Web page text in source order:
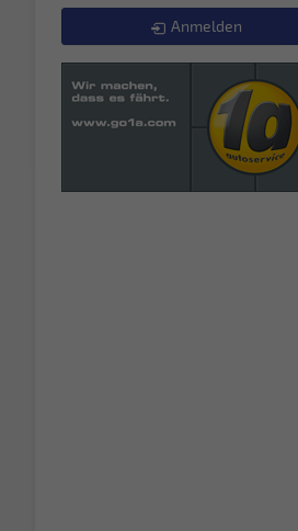
Anmelden